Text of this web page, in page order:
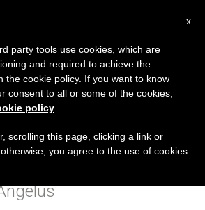
“Continui Maria a
x
party tools use cookies, which are
and required to achieve the
the cookie policy. If you want to know
consent to all or some of the cookies,
policy
scrolling this page, clicking a link or
you agree to the use of cookies.